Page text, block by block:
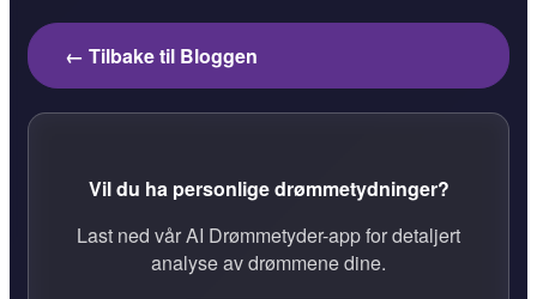
← Tilbake til Bloggen
Vil du ha personlige drømmetydninger?
Last ned vår AI Drømmetyder-app for detaljert
analyse av drømmene dine.